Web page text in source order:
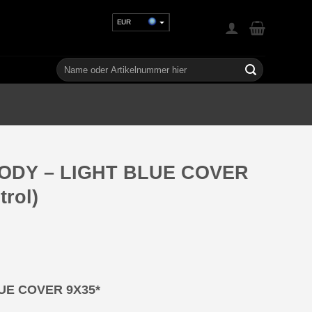
EUR
GBP
Suchen
nach:
– LIGHT BLUE COVER
COVER 9X35*